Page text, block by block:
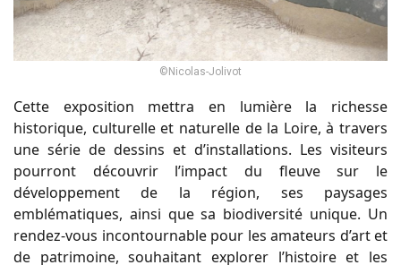
©Nicolas-Jolivot
Cette exposition mettra en lumière la richesse
historique, culturelle et naturelle de la Loire, à travers
une série de dessins et d’installations. Les visiteurs
pourront découvrir l’impact du fleuve sur le
développement de la région, ses paysages
emblématiques, ainsi que sa biodiversité unique. Un
rendez-vous incontournable pour les amateurs d’art et
de patrimoine, souhaitant explorer l’histoire et les